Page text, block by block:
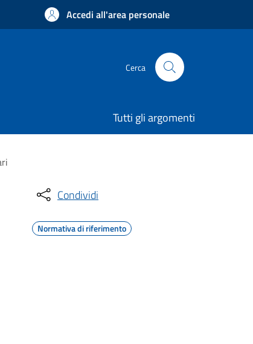
Accedi all'area personale
Cerca
Tutti gli argomenti
Condividi
Normativa di riferimento